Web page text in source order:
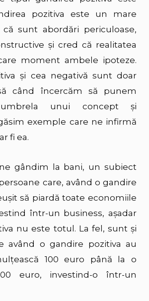
pozitiva este un mare
sunt abordări periculoase,
și cred că realitatea
moment ambele ipoteze.
și cea negativă sunt doar
când încercăm să punem
unui concept și
exemple care ne infirmă
fi ea.
gândim la bani, un subiect
care, având o gandire
să piardă toate economiile
într-un business, așadar
nu este totul. La fel, sunt și
având o gandire pozitiva au
100 euro până la o
euro, investind-o într-un